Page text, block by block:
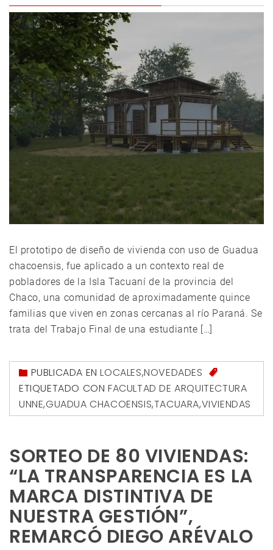
El prototipo de diseño de vivienda con uso de Guadua
chacoensis, fue aplicado a un contexto real de
pobladores de la Isla Tacuaní de la provincia del
Chaco, una comunidad de aproximadamente quince
familias que viven en zonas cercanas al río Paraná. Se
trata del Trabajo Final de una estudiante […]
PUBLICADA ENLOCALES,NOVEDADES
ETIQUETADO CON FACULTAD DE ARQUITECTURA
UNNE,GUADUA CHACOENSIS,TACUARA,VIVIENDAS
SORTEO DE 80 VIVIENDAS:
“LA TRANSPARENCIA ES LA
MARCA DISTINTIVA DE
NUESTRA GESTIÓN”,
REMARCÓ DIEGO ARÉVALO